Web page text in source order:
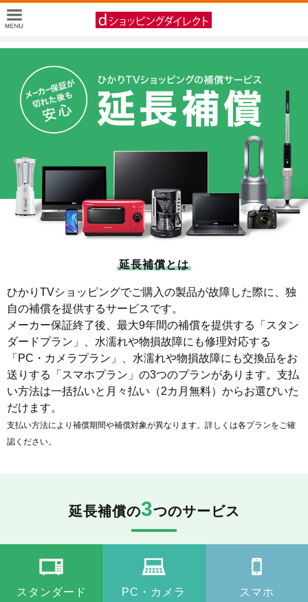
延長補償とは
ひかりTVショッピングでご購入の製品が故障した際に、独
自の補償を提供するサービスです。
メーカー保証終了後、最大9年間の補償を提供する「スタン
ダードプラン」、水濡れや物損故障にも修理対応する
「PC・カメラプラン」、水濡れや物損故障にも交換品をお
送りする「スマホプラン」の3つのプランがあります。支払
い方法は一括払いと月々払い（2カ月無料）からお選びいた
だけます。
支払い方法により補償期間や補償対象が異なります。詳しくは各プランをご確
認ください。
延長補償の3つのサービス
スタンダード PC・カメラ スマホ